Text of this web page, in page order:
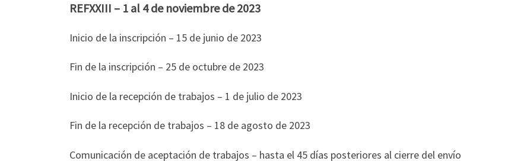
REFXXIII – 1 al 4 de noviembre de 2023
Inicio de la inscripción – 15 de junio de 2023
Fin de la inscripción – 25 de octubre de 2023
Inicio de la recepción de trabajos – 1 de julio de 2023
Fin de la recepción de trabajos – 18 de agosto de 2023
Comunicación de aceptación de trabajos – hasta el 45 días posteriores al cierre del envío